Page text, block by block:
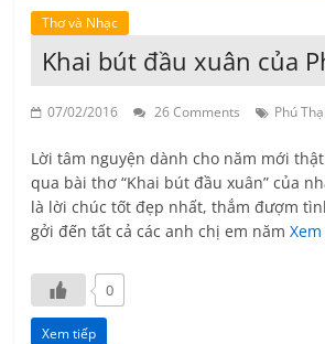
Thơ và Nhạc
Khai bút đầu xuân của
07/02/2016 26 Comments Phú
Lời tâm nguyện dành cho năm mới
qua bài thơ “Khai bút đầu xuân” của
là lời chúc tốt đẹp nhất, thắm đượm
gởi đến tất cả các anh chị em năm
0
Xem tiếp